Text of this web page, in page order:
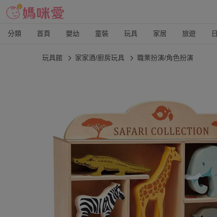
分類 首頁 嬰幼 童裝 玩具 家居 旅遊
玩具館 家家酒/廚房玩具 職業扮演/角色扮演